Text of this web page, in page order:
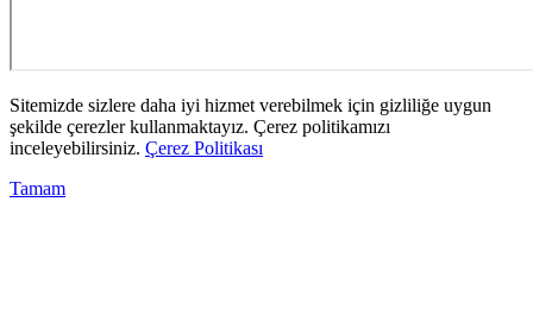
Sitemizde sizlere daha iyi hizmet verebilmek için gizliliğe uygun
şekilde çerezler kullanmaktayız. Çerez politikamızı
inceleyebilirsiniz. Çerez Politikası
Tamam